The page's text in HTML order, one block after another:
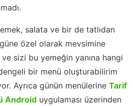
salata ve bir de tatlıdan
özel olarak mevsimine
sizi bu yemeğin yanına hangi
bir menü oluşturabilirim
Ayrıca günün menülerine Tarif
Android uygulaması üzerinden